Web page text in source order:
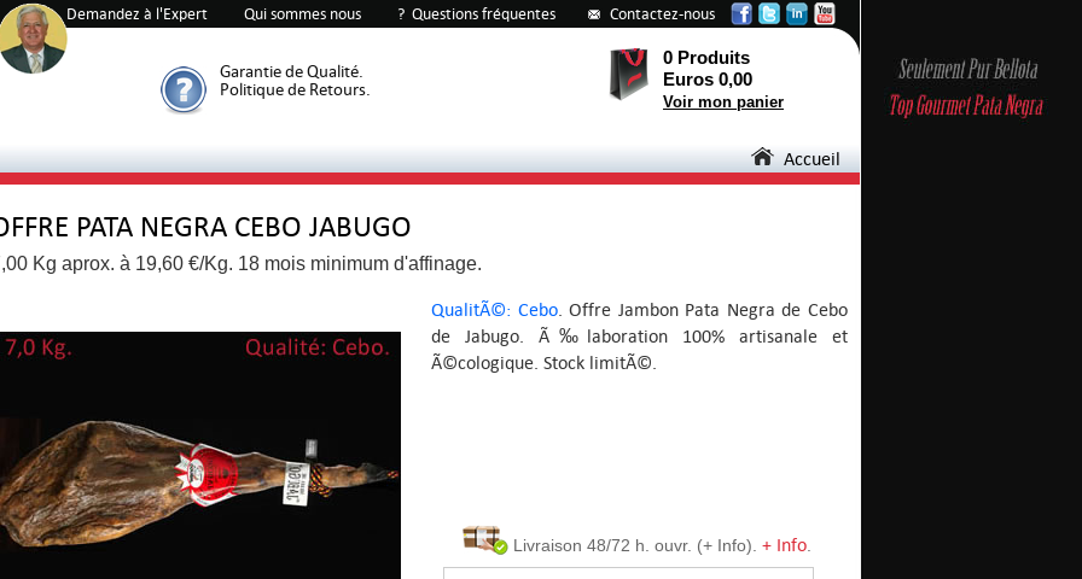
PATA NEGRA CEBO JABUGO
QualitÃ©: Cebo. Offre Jambon Pata Negra de Cebo
de Jabugo. Ã‰laboration 100% artisanale et
Ã©cologique. Stock limitÃ©.
Kg aprox. à 19,60 €/Kg. 18 mois minimum d'affinage.
Livraison 48/72 h. ouvr. (+ Info). + Info
Demandez à l'Expert Qui sommes nous ? Questions fréquentes Contactez-nous
0 Produits
Euros 0,00
Voir mon panier
Accueil
Garantie de Qualité.
Politique de Retours.
91%342